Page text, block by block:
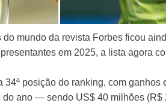
mundo da revista Forbes ficou
em 2025, a lista agora
posição do ranking, com ganhos
ano — sendo US$ 40 milhões (R$